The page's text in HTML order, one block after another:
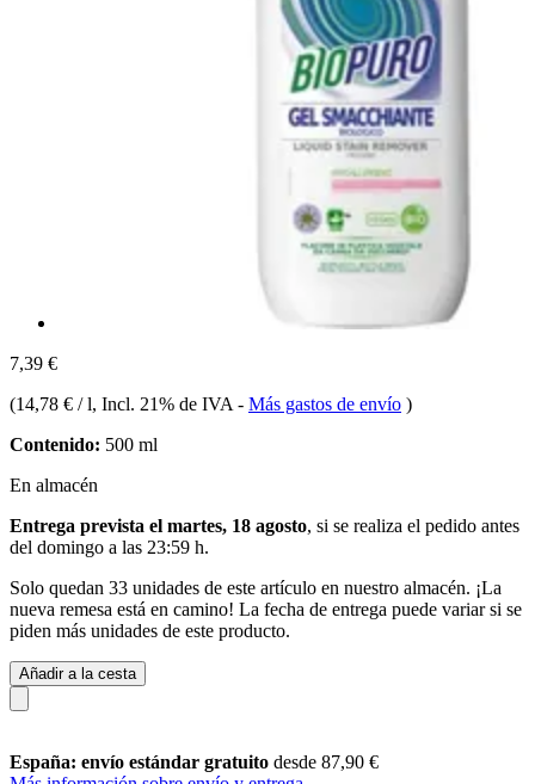
7,39 €
(14,78 € / l, Incl. 21% de IVA - Más gastos de envío )
Contenido: 500 ml
En almacén
Entrega prevista el martes, 18 agosto, si se realiza el pedido antes
del domingo a las 23:59 h.
Solo quedan 33 unidades de este artículo en nuestro almacén. ¡La
nueva remesa está en camino! La fecha de entrega puede variar si se
piden más unidades de este producto.
Añadir a la cesta
España: envío estándar gratuito desde 87,90 €